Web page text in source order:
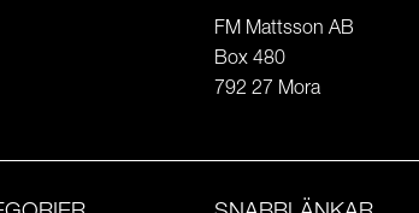
FM Mattsson AB
Box 480
792 27 Mora